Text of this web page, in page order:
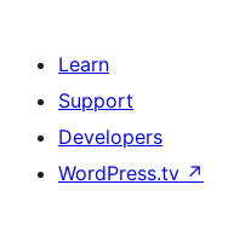
Learn
Support
Developers
WordPress.tv ↗